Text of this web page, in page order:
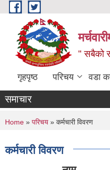
Skip to main content
" सबैको
गृहपृष्ठ परिचय वडा
समाचार
You are here
Home » परिचय » कर्मचारी विवरण
कर्मचारी विवरण